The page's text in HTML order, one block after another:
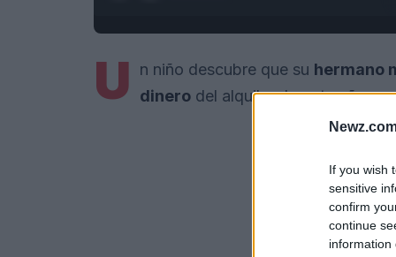
If you wish
sensitive
confirm
continue
information
U n niño descubre que su hermano
dinero del alquiler durante años